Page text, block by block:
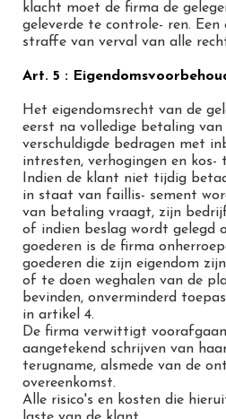
klacht moet de firma de
geleverde te controle- ren.
straffe van verval van alle
Art. 5 :
Het eigendomsrecht van de
eerst na volledige betaling
verschuldigde bedragen met
intresten, verhogingen en kos-
Indien de klant niet tijdig
in staat van faillis- sement
van betaling vraagt, zijn
of indien beslag wordt gelegd
goederen is de firma
goederen die zijn eigendom
of te doen weghalen van de
bevinden, onverminderd
in artikel 4.
De firma verwittigt
aangetekend schrijven van
terugname, alsmede van de
overeenkomst.
Alle risico's en kosten die